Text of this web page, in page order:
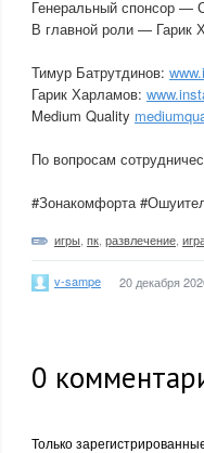
Генеральный спонсор —
В главной роли — Гарик
Тимур Батрутдинов:
Гарик Харламов:
Medium Quality
По вопросам
#Зонакомфорта
игры пк развлечение
v-sampe 20 декабря
0
Только